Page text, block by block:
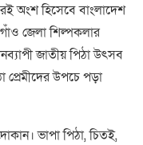
অংশ হিসেবে বাংলাদেশ
জেলা শিল্পকলার
জাতীয় পিঠা উৎসব
প্রেমীদের উপচে পড়া
। ভাপাপিঠা,চিতই,